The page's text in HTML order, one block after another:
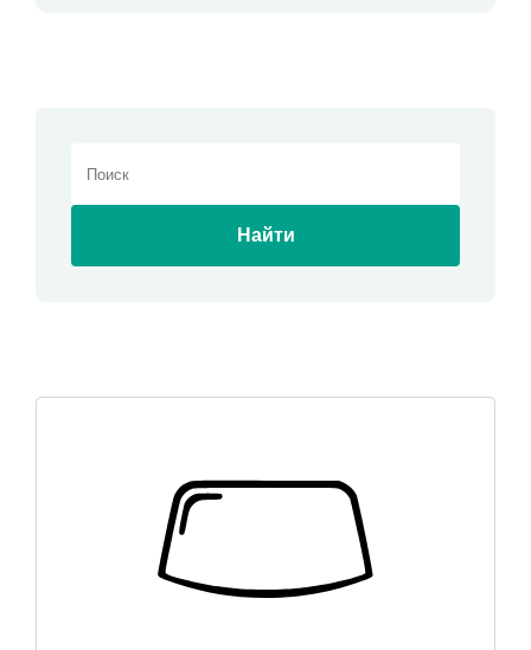
Найти